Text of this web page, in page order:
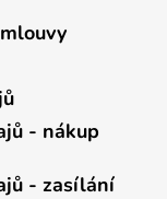
- nákup
- zasílání